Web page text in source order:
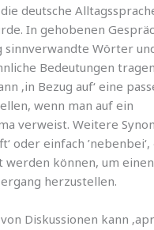
deutsche
In gehobenen
sinnverwandte Wörter
Bedeutungen
‚in Bezug auf‘ eine
wenn man auf ein
verweist. Weitere
oder einfach ’nebenbei‘,
werden können, um einen
herzustellen.
Diskussionen kann